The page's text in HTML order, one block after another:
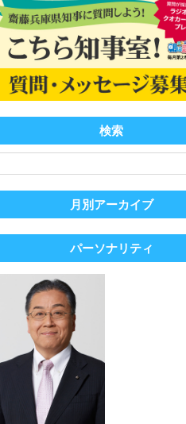
検索
月別アーカイブ
パーソナリティ